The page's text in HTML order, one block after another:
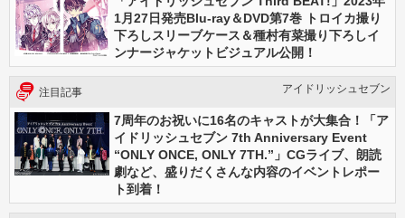
1月27日発売Blu-ray＆DVD第7巻 トロイカ撮り
下ろしスリーブケース＆種村有菜撮り下ろしイ
ンナージャケットビジュアル公開！
注目記事 アイドリッシュセブン
7周年のお祝いに16名のキャストが大集合！「ア
イドリッシュセブン 7th Anniversary Event
“ONLY ONCE, ONLY 7TH.”」CGライブ、朗読
劇など、盛りだくさんな内容のイベントレポー
ト到着！